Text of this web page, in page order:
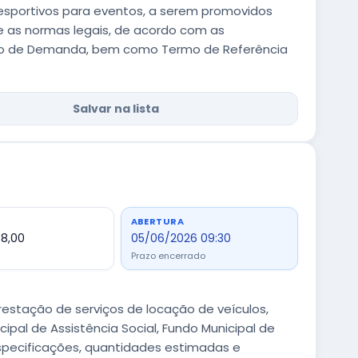
para eventos, a serem promovidos
as normas legais, de acordo com as
Demanda, bem como Termo de Referência
Salvar na lista
ABERTURA
05/06/2026 09:30
Prazo encerrado
de serviços de locação de veículos,
de Assistência Social, Fundo Municipal de
quantidades estimadas e